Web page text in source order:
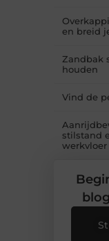
en breid
Zandbak
houden
Vind de
stilstand
werkvloer